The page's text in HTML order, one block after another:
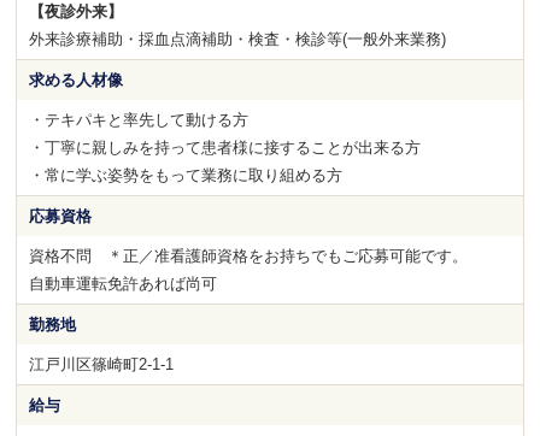
【夜診外来】
外来診療補助・採血点滴補助・検査・検診等(一般外来業務)
求める人材像
・テキパキと率先して動ける方
・丁寧に親しみを持って患者様に接することが出来る方
・常に学ぶ姿勢をもって業務に取り組める方
応募資格
資格不問 ＊正／准看護師資格をお持ちでもご応募可能です。
自動車運転免許あれば尚可
勤務地
江戸川区篠崎町2-1-1
給与